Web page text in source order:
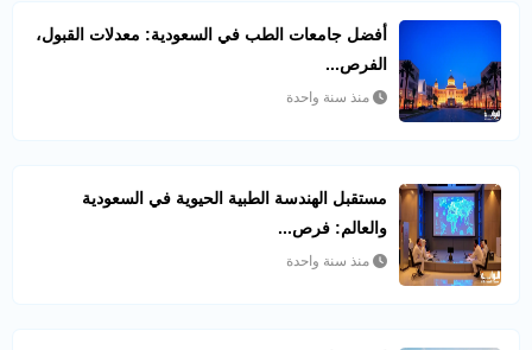
أفضل جامعات الطب في السعودية: معدلات القبول،
الفرص...
منذ سنة واحدة
مستقبل الهندسة الطبية الحيوية في السعودية
والعالم: فرص...
منذ سنة واحدة